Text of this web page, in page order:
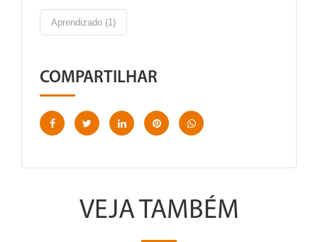
Aprendizado (1)
COMPARTILHAR
VEJA TAMBÉM